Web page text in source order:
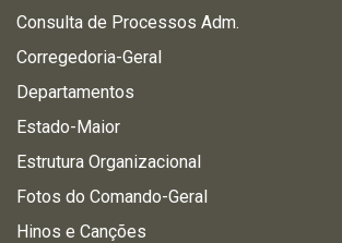
Consulta de Processos Adm.
Corregedoria-Geral
Departamentos
Estado-Maior
Estrutura Organizacional
Fotos do Comando-Geral
Hinos e Canções